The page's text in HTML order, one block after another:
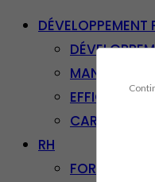
DÉVELOPPEMENT
MANAGEMENT
EFFICACITÉ
CARRIÈRE &
RH
FORMATION